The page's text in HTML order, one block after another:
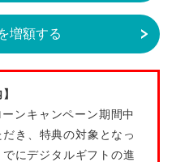
増額する
ンキャンペーン期間中
き、特典の対象となっ
にデジタルギフトの進